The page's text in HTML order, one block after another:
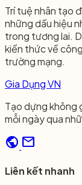
Trí tuệ nhân tạo
những dấu hiệu
trong tương lai.
kiến thức về
trường mạng.
Gia Dụng VN
Tạo dựng không
mỗi ngày qua
public mail
Liên kết nhanh